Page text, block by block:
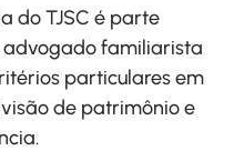
do TJSC é parte
advogado familiarista
particulares em
de patrimônio e